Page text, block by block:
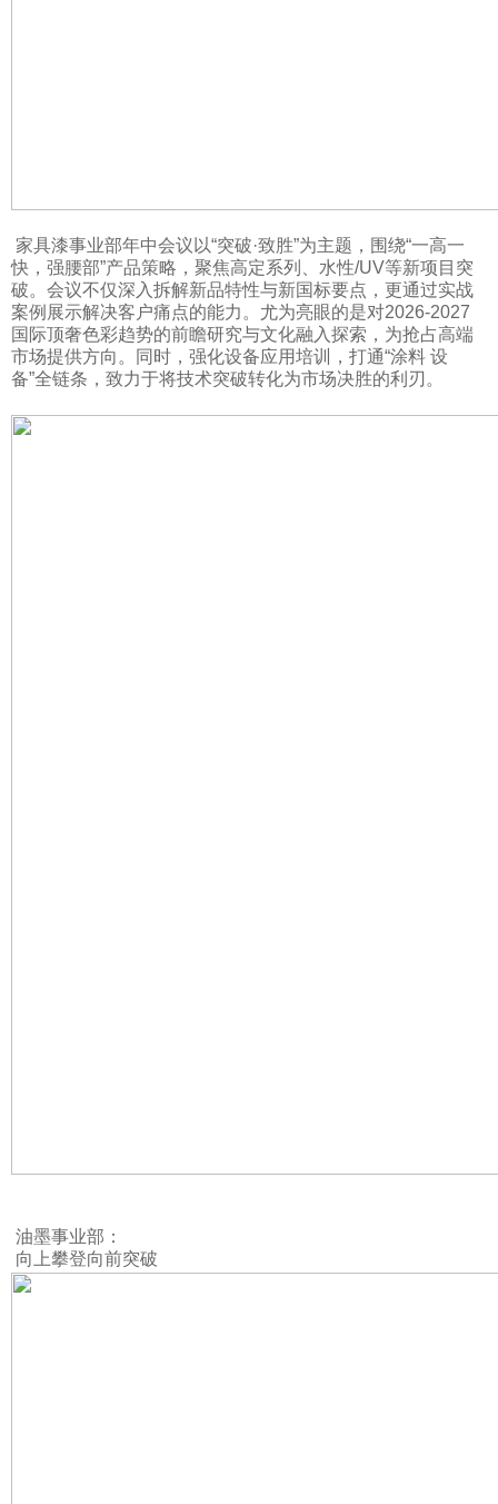
家具漆事业部年中会议以“突破·致胜”为主题，围绕“一高一
快，强腰部”产品策略，聚焦高定系列、水性/UV等新项目突
破。会议不仅深入拆解新品特性与新国标要点，更通过实战
案例展示解决客户痛点的能力。尤为亮眼的是对2026-2027
国际顶奢色彩趋势的前瞻研究与文化融入探索，为抢占高端
市场提供方向。同时，强化设备应用培训，打通“涂料 设
备”全链条，致力于将技术突破转化为市场决胜的利刃。
油墨事业部：
向上攀登向前突破